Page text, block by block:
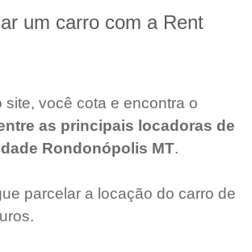
um carro com a Rent
site, você cota e encontra o
as principais locadoras de
Rondonópolis MT.
parcelar a locação do carro de